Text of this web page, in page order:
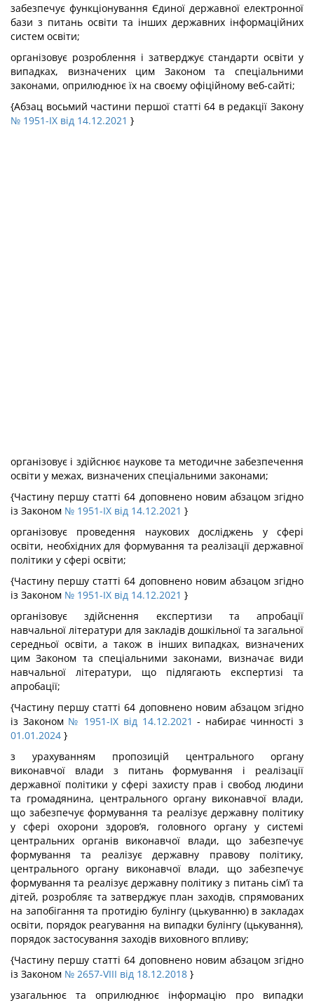
забезпечує функціонування Єдиної державної електронної
бази з питань освіти та інших державних інформаційних
систем освіти;
організовує розроблення і затверджує стандарти освіти у
випадках, визначених цим Законом та спеціальними
законами, оприлюднює їх на своєму офіційному веб-сайті;
{Абзац восьмий частини першої статті 64 в редакції Закону
№ 1951-IX від 14.12.2021 }
організовує і здійснює наукове та методичне забезпечення
освіти у межах, визначених спеціальними законами;
{Частину першу статті 64 доповнено новим абзацом згідно
із Законом № 1951-IX від 14.12.2021 }
організовує проведення наукових досліджень у сфері
освіти, необхідних для формування та реалізації державної
політики у сфері освіти;
{Частину першу статті 64 доповнено новим абзацом згідно
із Законом № 1951-IX від 14.12.2021 }
організовує здійснення експертизи та апробації
навчальної літератури для закладів дошкільної та загальної
середньої освіти, а також в інших випадках, визначених
цим Законом та спеціальними законами, визначає види
навчальної літератури, що підлягають експертизі та
апробації;
{Частину першу статті 64 доповнено новим абзацом згідно
із Законом № 1951-IX від 14.12.2021 - набирає чинності з
01.01.2024 }
з урахуванням пропозицій центрального органу
виконавчої влади з питань формування і реалізації
державної політики у сфері захисту прав і свобод людини
та громадянина, центрального органу виконавчої влади,
що забезпечує формування та реалізує державну політику
у сфері охорони здоров’я, головного органу у системі
центральних органів виконавчої влади, що забезпечує
формування та реалізує державну правову політику,
центрального органу виконавчої влади, що забезпечує
формування та реалізує державну політику з питань сім’ї та
дітей, розробляє та затверджує план заходів, спрямованих
на запобігання та протидію булінгу (цькуванню) в закладах
освіти, порядок реагування на випадки булінгу (цькування),
порядок застосування заходів виховного впливу;
{Частину першу статті 64 доповнено новим абзацом згідно
із Законом № 2657-VIII від 18.12.2018 }
узагальнює та оприлюднює інформацію про випадки